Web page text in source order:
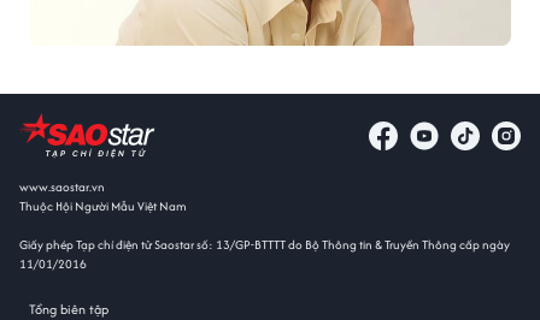
www.saostar.vn
Thuộc Hội Người Mẫu Việt Nam
Giấy phép Tạp chí điện tử Saostar số: 13/GP-BTTTT do Bộ Thông tin & Truyền Thông cấp ngày
11/01/2016
Tổng biên tập